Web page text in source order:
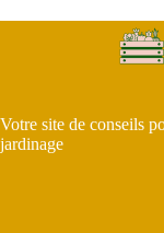
Votre site de conseils
jardinage